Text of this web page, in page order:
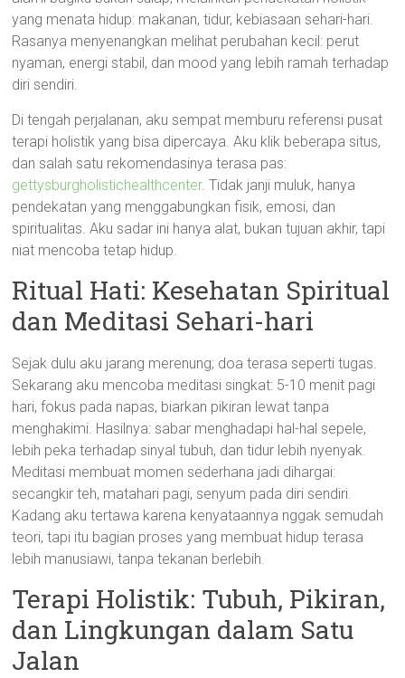
yang menata hidup: makanan, tidur, kebiasaan sehari-hari.
Rasanya menyenangkan melihat perubahan kecil: perut
nyaman, energi stabil, dan mood yang lebih ramah terhadap
diri sendiri.
Di tengah perjalanan, aku sempat memburu referensi pusat
terapi holistik yang bisa dipercaya. Aku klik beberapa situs,
dan salah satu rekomendasinya terasa pas:
gettysburgholistichealthcenter. Tidak janji muluk, hanya
pendekatan yang menggabungkan fisik, emosi, dan
spiritualitas. Aku sadar ini hanya alat, bukan tujuan akhir, tapi
niat mencoba tetap hidup.
Ritual Hati: Kesehatan Spiritual
dan Meditasi Sehari-hari
Sejak dulu aku jarang merenung; doa terasa seperti tugas.
Sekarang aku mencoba meditasi singkat: 5-10 menit pagi
hari, fokus pada napas, biarkan pikiran lewat tanpa
menghakimi. Hasilnya: sabar menghadapi hal-hal sepele,
lebih peka terhadap sinyal tubuh, dan tidur lebih nyenyak.
Meditasi membuat momen sederhana jadi dihargai:
secangkir teh, matahari pagi, senyum pada diri sendiri.
Kadang aku tertawa karena kenyataannya nggak semudah
teori, tapi itu bagian proses yang membuat hidup terasa
lebih manusiawi, tanpa tekanan berlebih.
Terapi Holistik: Tubuh, Pikiran,
dan Lingkungan dalam Satu
Jalan